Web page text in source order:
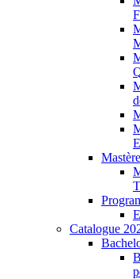
Catalogue